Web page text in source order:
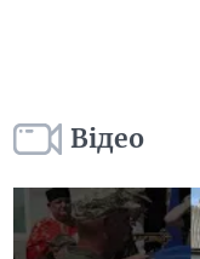
Відео